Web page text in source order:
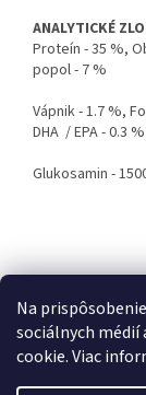
Na
sociálnych médií
cookie. Viac
ANALYTICKÉ
Proteín - 35 %,
popol - 7 %
Vápnik - 1.7 %,
DHA / EPA - 0.3
Glukosamin -
á